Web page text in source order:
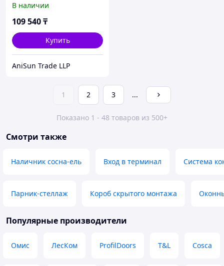
В наличии
109 540₸
Купить
AniSun Trade LLP
1 2 3 ...
Показано 1 - 48 товаров из 500+
Смотри также
Наличник сосна-ель Вход в терминал Система
Парник-стеллаж Короб скрытого монтажа
Популярные производители
Омис ЛесКом ProfilDoors T&L Cosca